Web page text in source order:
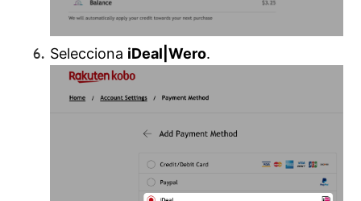
Selecciona iDeal|Wero.